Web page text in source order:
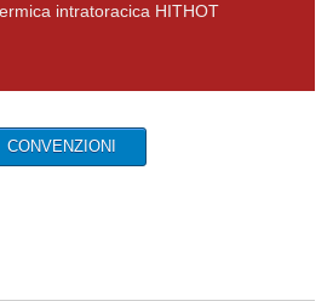
intratoracica HITHOT
CONVENZIONI